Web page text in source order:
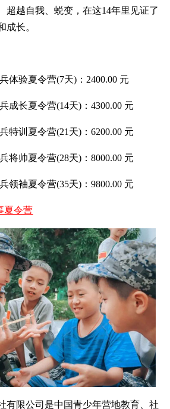
超越自我、蜕变，在这14年里见证了
成长。
体验夏令营(7天)：2400.00 元
成长夏令营(14天)：4300.00 元
特训夏令营(21天)：6200.00 元
将帅夏令营(28天)：8000.00 元
领袖夏令营(35天)：9800.00 元
夏令营
有限公司是中国青少年营地教育、社